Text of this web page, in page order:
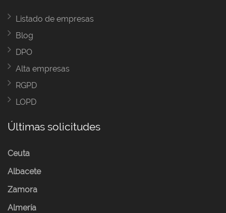
Listado de empresas
Blog
DPO
Alta empresas
RGPD
LOPD
Últimas solicitudes
Ceuta
Albacete
Zamora
Almería